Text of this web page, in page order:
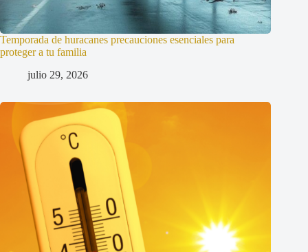
Temporada de huracanes precauciones esenciales para
proteger a tu familia
julio 29, 2026